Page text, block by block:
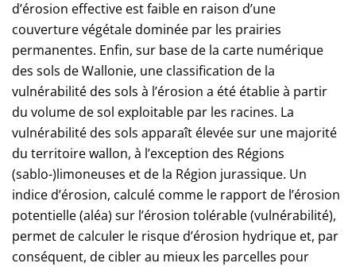
d’érosion effective est faible en raison d’une
couverture végétale dominée par les prairies
permanentes. Enfin, sur base de la carte numérique
des sols de Wallonie, une classification de la
vulnérabilité des sols à l’érosion a été établie à partir
du volume de sol exploitable par les racines. La
vulnérabilité des sols apparaît élevée sur une majorité
du territoire wallon, à l’exception des Régions
(sablo-)limoneuses et de la Région jurassique. Un
indice d’érosion, calculé comme le rapport de l’érosion
potentielle (aléa) sur l’érosion tolérable (vulnérabilité),
permet de calculer le risque d’érosion hydrique et, par
conséquent, de cibler au mieux les parcelles pour